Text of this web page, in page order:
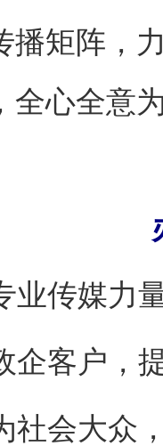
播矩阵，
全心全意
业传媒力
企客户，
社会大众